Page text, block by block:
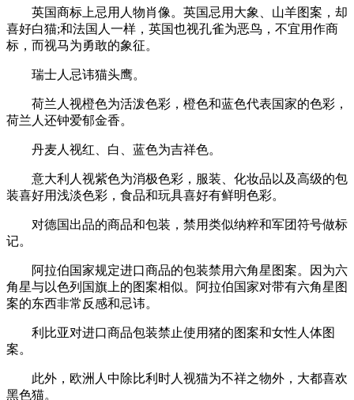
英国商标上忌用人物肖像。英国忌用大象、山羊图案，却
喜好白猫;和法国人一样，英国也视孔雀为恶鸟，不宜用作商
标，而视马为勇敢的象征。
瑞士人忌讳猫头鹰。
荷兰人视橙色为活泼色彩，橙色和蓝色代表国家的色彩，
荷兰人还钟爱郁金香。
丹麦人视红、白、蓝色为吉祥色。
意大利人视紫色为消极色彩，服装、化妆品以及高级的包
装喜好用浅淡色彩，食品和玩具喜好有鲜明色彩。
对德国出品的商品和包装，禁用类似纳粹和军团符号做标
记。
阿拉伯国家规定进口商品的包装禁用六角星图案。因为六
角星与以色列国旗上的图案相似。阿拉伯国家对带有六角星图
案的东西非常反感和忌讳。
利比亚对进口商品包装禁止使用猪的图案和女性人体图
案。
此外，欧洲人中除比利时人视猫为不祥之物外，大都喜欢
黑色猫。